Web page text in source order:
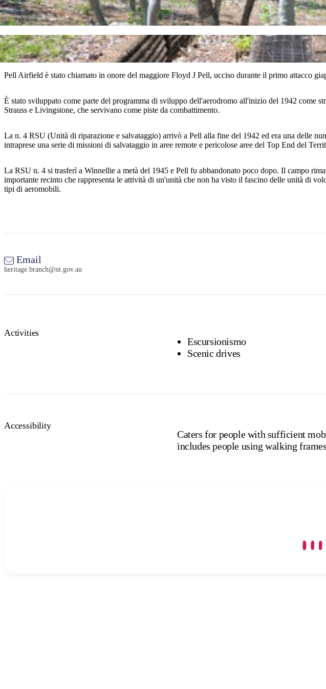
Pell Airfield è stato chiamato in onore del maggiore Floyd J Pell, ucciso durante il primo attacco
È stato sviluppato come parte del programma di sviluppo dell'aerodromo all'inizio del 1942 come
Strauss e Livingstone, che servivano come piste da combattimento.
La n. 4 RSU (Unità di riparazione e salvataggio) arrivò a Pell alla fine del 1942 ed era una delle
intraprese una serie di missioni di salvataggio in aree remote e pericolose aree del Top End del
La RSU n. 4 si trasferì a Winnellie a metà del 1945 e Pell fu abbandonato poco dopo. Il campo
importante recinto che rappresenta le attività di un'unità che non ha visto il fascino delle unità di
tipi di aeromobili.
Email
heritage.branch@nt.gov.au
Activities
Escursionismo
Scenic drives
Accessibility
Caters for people with sufficient
includes people using walking